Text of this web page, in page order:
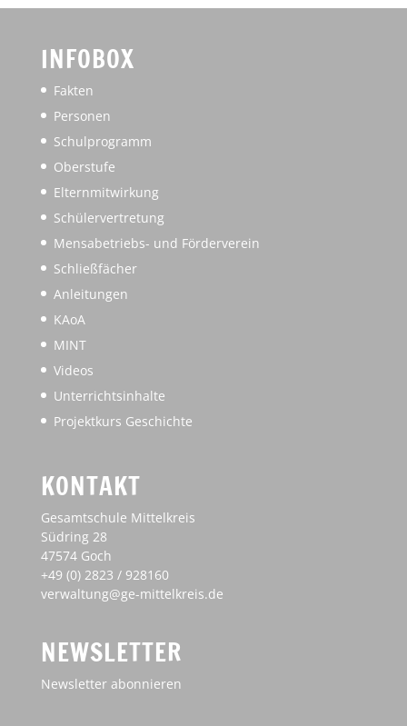
INFOBOX
Fakten
Personen
Schulprogramm
Oberstufe
Elternmitwirkung
Schülervertretung
Mensabetriebs- und Förderverein
Schließfächer
Anleitungen
KAoA
MINT
Videos
Unterrichtsinhalte
Projektkurs Geschichte
KONTAKT
Gesamtschule Mittelkreis
Südring 28
47574 Goch
+49 (0) 2823 / 928160
verwaltung@ge-mittelkreis.de
NEWSLETTER
Newsletter abonnieren